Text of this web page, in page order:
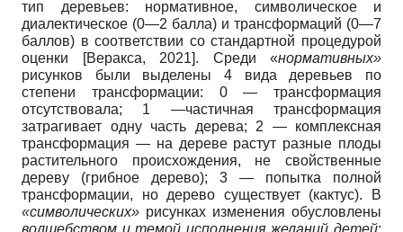
тип деревьев: нормативное, символическое и
диалектическое (0—2 балла) и трансформаций (0—7
баллов) в соответствии со стандартной процедурой
оценки
[Веракса, 2021]. Среди «нормативных»
рисунков были выделены 4 вида деревьев по
степени трансформации: 0 — трансформация
отсутствовала; 1 —частичная трансформация
затрагивает одну часть дерева; 2 — комплексная
трансформация — на дереве растут разные плоды
растительного происхождения, не свойственные
дереву (грибное дерево); 3 — попытка полной
трансформации, но дерево существует (кактус). В
«символических» рисунках изменения обусловлены
волшебством и темой исполнения желаний детей: